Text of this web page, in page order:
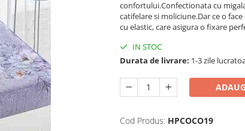
confortului.Confectionata cu
catifelare si moliciune.Dar ce o
cu elastic, care asigura o fixare
IN STOC
Durata de livrare: 1-3 zile
Cod Produs: HPCOCO19